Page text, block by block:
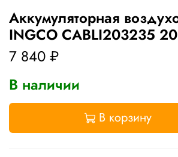
Аккумуляторная
INGCO CABLI203235
7 840 ₽
В наличии
В корзину